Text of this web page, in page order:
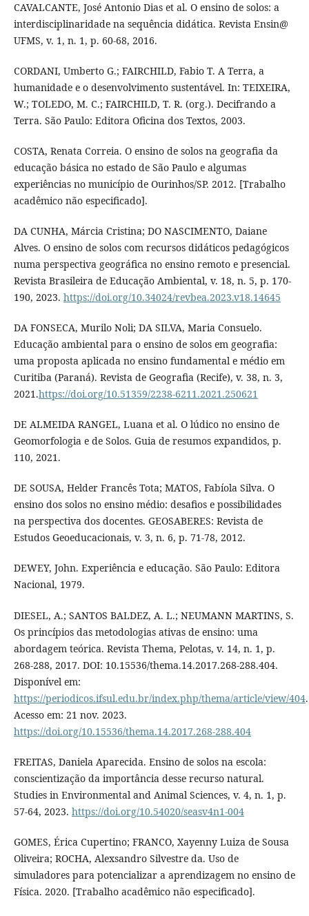
CAVALCANTE, José Antonio Dias et al. O ensino de solos: a
interdisciplinaridade na sequência didática. Revista Ensin@
UFMS, v. 1, n. 1, p. 60-68, 2016.
CORDANI, Umberto G.; FAIRCHILD, Fabio T. A Terra, a
humanidade e o desenvolvimento sustentável. In: TEIXEIRA,
W.; TOLEDO, M. C.; FAIRCHILD, T. R. (org.). Decifrando a
Terra. São Paulo: Editora Oficina dos Textos, 2003.
COSTA, Renata Correia. O ensino de solos na geografia da
educação básica no estado de São Paulo e algumas
experiências no município de Ourinhos/SP. 2012. [Trabalho
acadêmico não especificado].
DA CUNHA, Márcia Cristina; DO NASCIMENTO, Daiane
Alves. O ensino de solos com recursos didáticos pedagógicos
numa perspectiva geográfica no ensino remoto e presencial.
Revista Brasileira de Educação Ambiental, v. 18, n. 5, p. 170-
190, 2023. https://doi.org/10.34024/revbea.2023.v18.14645
DA FONSECA, Murilo Noli; DA SILVA, Maria Consuelo.
Educação ambiental para o ensino de solos em geografia:
uma proposta aplicada no ensino fundamental e médio em
Curitiba (Paraná). Revista de Geografia (Recife), v. 38, n. 3,
2021.https://doi.org/10.51359/2238-6211.2021.250621
DE ALMEIDA RANGEL, Luana et al. O lúdico no ensino de
Geomorfologia e de Solos. Guia de resumos expandidos, p.
110, 2021.
DE SOUSA, Helder Francês Tota; MATOS, Fabíola Silva. O
ensino dos solos no ensino médio: desafios e possibilidades
na perspectiva dos docentes. GEOSABERES: Revista de
Estudos Geoeducacionais, v. 3, n. 6, p. 71-78, 2012.
DEWEY, John. Experiência e educação. São Paulo: Editora
Nacional, 1979.
DIESEL, A.; SANTOS BALDEZ, A. L.; NEUMANN MARTINS, S.
Os princípios das metodologias ativas de ensino: uma
abordagem teórica. Revista Thema, Pelotas, v. 14, n. 1, p.
268-288, 2017. DOI: 10.15536/thema.14.2017.268-288.404.
Disponível em:
https://periodicos.ifsul.edu.br/index.php/thema/article/view/404.
Acesso em: 21 nov. 2023.
https://doi.org/10.15536/thema.14.2017.268-288.404
FREITAS, Daniela Aparecida. Ensino de solos na escola:
conscientização da importância desse recurso natural.
Studies in Environmental and Animal Sciences, v. 4, n. 1, p.
57-64, 2023. https://doi.org/10.54020/seasv4n1-004
GOMES, Érica Cupertino; FRANCO, Xayenny Luiza de Sousa
Oliveira; ROCHA, Alexsandro Silvestre da. Uso de
simuladores para potencializar a aprendizagem no ensino de
Física. 2020. [Trabalho acadêmico não especificado].